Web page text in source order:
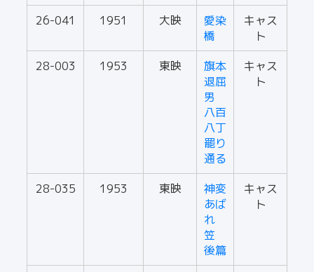
26-041 1951 大映
愛染
橋
キャス
ト
28-003
1953 東映
旗本
退屈
男
八百
八丁
罷り
通る
キャス
ト
28-035 1953 東映
神変
あば
れ
笠
後篇
キャス
ト